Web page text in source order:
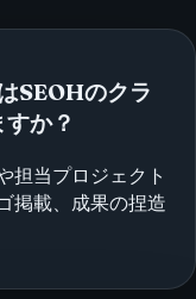
SEOHのクラ
か？
担当プロジェクト
掲載、成果の捏造